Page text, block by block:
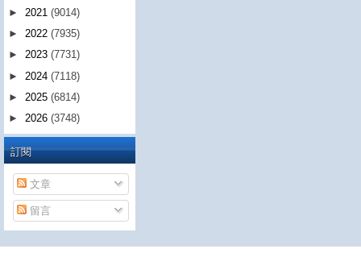
► 2021 (9014)
► 2022 (7935)
► 2023 (7731)
► 2024 (7118)
► 2025 (6814)
► 2026 (3748)
訂閱
文章
留言